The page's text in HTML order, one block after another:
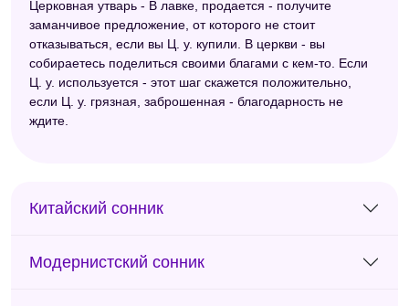
Церковная утварь - В лавке, продается - получите
заманчивое предложение, от которого не стоит
отказываться, если вы Ц. у. купили. В церкви - вы
собираетесь поделиться своими благами с кем-то. Если
Ц. у. используется - этот шаг скажется положительно,
если Ц. у. грязная, заброшенная - благодарность не
ждите.
Китайский сонник
Модернистский сонник